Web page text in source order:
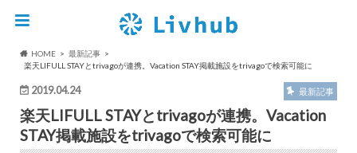
HOME
最新記事
楽天LIFULL STAYとtrivagoが連携。Vacation STAY掲載施設をtrivagoで検索可能に
2019.04.24 最新記事
楽天LIFULL STAYとtrivagoが連携。Vacation
STAY掲載施設をtrivagoで検索可能に